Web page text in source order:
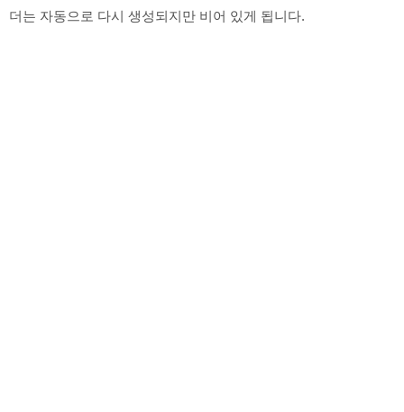
더는 자동으로 다시 생성되지만 비어 있게 됩니다.